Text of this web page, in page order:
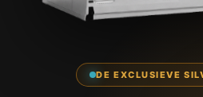
DE EXCLUSIEVE